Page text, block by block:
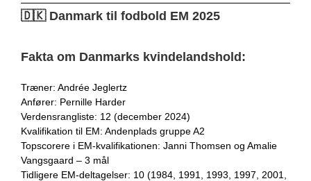
🇩🇰 Danmark til fodbold EM 2025
Fakta om Danmarks kvindelandshold:
Træner: Andrée Jeglertz
Anfører: Pernille Harder
Verdensrangliste: 12 (december 2024)
Kvalifikation til EM: Andenplads gruppe A2
Topscorere i EM-kvalifikationen: Janni Thomsen og Amalie
Vangsgaard – 3 mål
Tidligere EM-deltagelser: 10 (1984, 1991, 1993, 1997, 2001,